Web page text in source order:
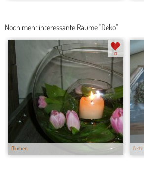
Noch mehr interessante Räume "Deko"
Blumen
10